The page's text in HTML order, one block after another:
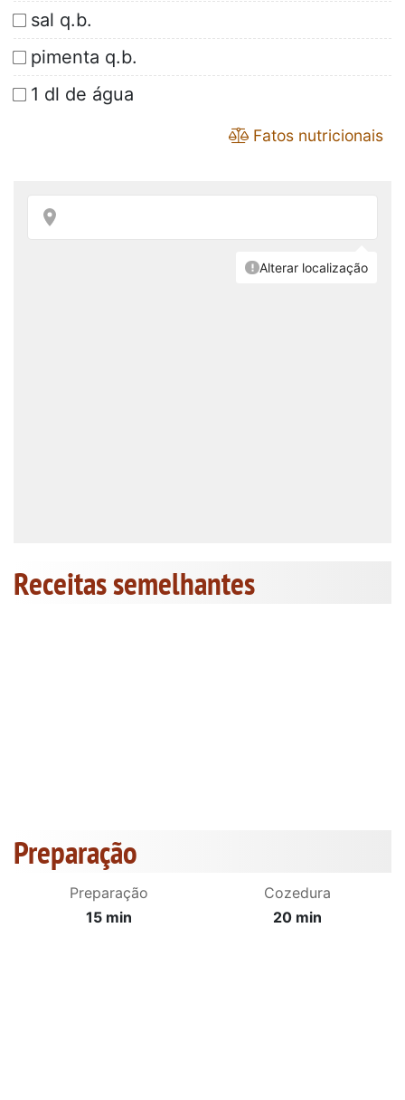
sal q.b.
pimenta q.b.
1 dl de água
Fatos nutricionais
Receitas semelhantes
Preparação
Preparação
15 min
Cozedura
20 min